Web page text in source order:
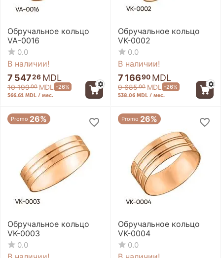
Обручальное кольцо
VA-0016
0.0
В наличии!
7 54726 MDL
10 19900 MDL -26%
566.61 MDL / мес.
Обручальное кольцо
VK-0002
0.0
В наличии!
7 16690 MDL
9 68500 MDL -26%
538.06 MDL / мес.
Promo 26%
Обручальное кольцо
VK-0003
0.0
Promo 26%
Обручальное кольцо
VK-0004
0.0